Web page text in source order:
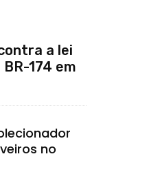
a lei
174 em
no